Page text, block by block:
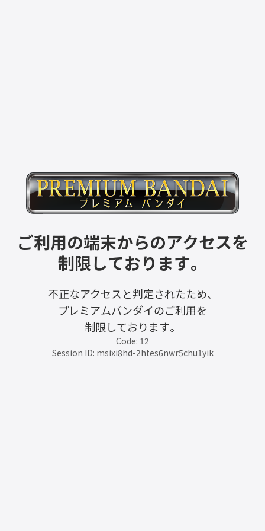
ご利用の端末からのアクセスを
制限しております。
不正なアクセスと判定されたため、
プレミアムバンダイのご利用を
制限しております。
Code: 12
Session ID: msixi8hd-2htes6nwr5chu1yik